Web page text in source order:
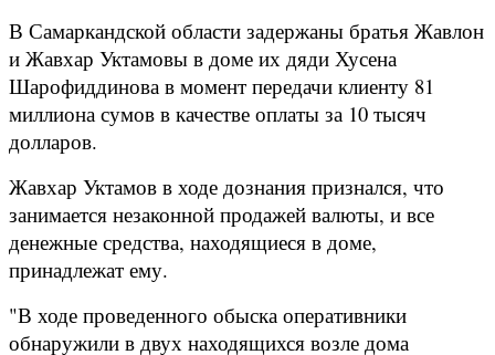
В Самаркандской области задержаны братья Жавлон
и Жавхар Уктамовы в доме их дяди Хусена
Шарофиддинова в момент передачи клиенту 81
миллиона сумов в качестве оплаты за 10 тысяч
долларов.
Жавхар Уктамов в ходе дознания признался, что
занимается незаконной продажей валюты, и все
денежные средства, находящиеся в доме,
принадлежат ему.
"В ходе проведенного обыска оперативники
обнаружили в двух находящихся возле дома